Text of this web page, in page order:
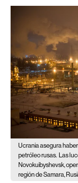
Ucrania asegura
petróleo rusas. Las
Novokuibyshevsk,
región de Samara,